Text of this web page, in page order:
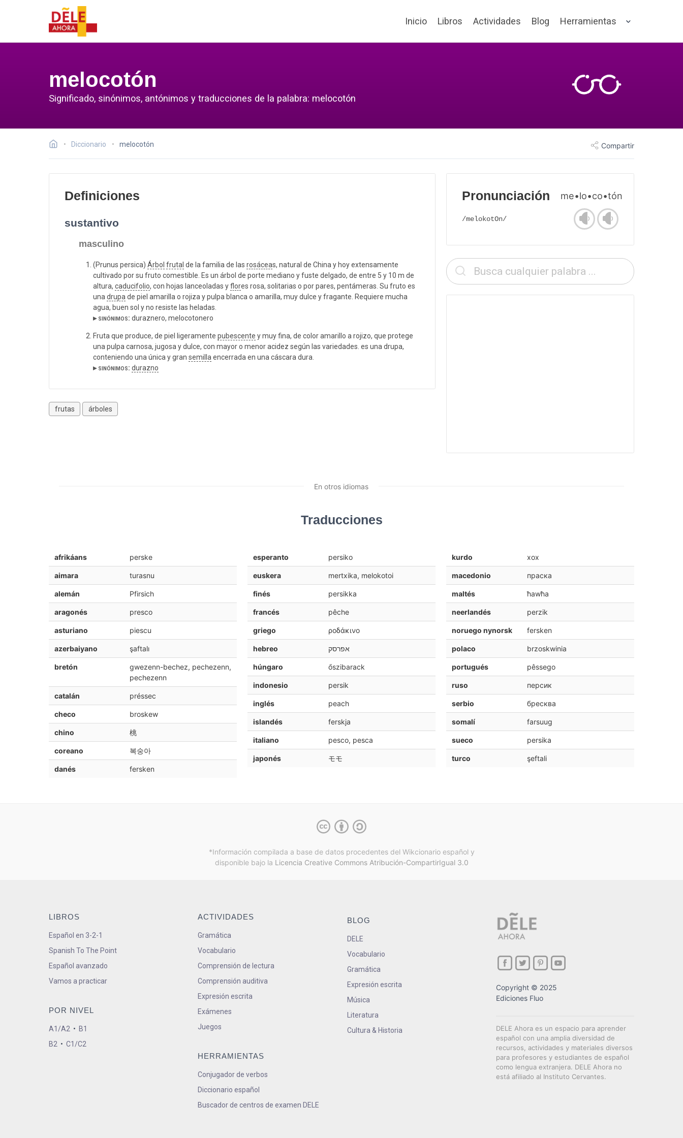
Inicio Libros Actividades Blog Herramientas
melocotón
Significado, sinónimos, antónimos y traducciones de la palabra: melocotón
Diccionario melocotón Compartir
Definiciones
sustantivo
masculino
(Prunus persica) Árbol frutal de la familia de las rosáceas, natural de China y hoy extensamente
cultivado por su fruto comestible. Es un árbol de porte mediano y fuste delgado, de entre 5 y 10 m de
altura, caducifolio, con hojas lanceoladas yflores rosa, solitarias o por pares, pentámeras. Su fruto es
unadrupade piel amarilla o rojiza y pulpa blanca o amarilla, muy dulce y fragante. Requiere mucha
agua, buen sol y no resiste las heladas.
▸ sinónimos: duraznero, melocotonero
Fruta que produce, de piel ligeramente pubescente y muy fina, de color amarillo a rojizo, que protege
una pulpa carnosa, jugosa y dulce, con mayor o menor acidez según las variedades. es una drupa,
conteniendo una única y gran semillaencerrada en una cáscara dura.
▸ sinónimos: durazno
frutas árboles
Pronunciación me•lo•co•tón
/melokotOn/
En otros idiomas
Traducciones
afrikáans perske
aimara turasnu
alemán Pfirsich
aragonés presco
asturiano piescu
azerbaiyano şaftalı
bretón
gwezenn-bechez, pechezenn,
pechezenn
catalán préssec
checo broskew
chino 桃
coreano 복숭아
danés fersken
esperanto persiko
euskera mertxika, melokotoi
finés persikka
francés pêche
griego ροδάκινο
hebreo אפרסק
húngaro őszibarack
indonesio persik
inglés peach
islandés ferskja
italiano pesco, pesca
japonés モモ
kurdo xox
macedonio праска
maltés ħawħa
neerlandés perzik
noruego nynorsk fersken
polaco brzoskwinia
portugués pêssego
ruso персик
serbio бресква
somalí farsuug
sueco persika
turco şeftali
*Información compilada a base de datos procedentes del Wikcionario español y
disponible bajo la Licencia Creative Commons Atribución-CompartirIgual 3.0
LIBROS
Español en 3-2-1
Spanish To The Point
Español avanzado
Vamos a practicar
POR NIVEL
A1/A2 • B1
B2 • C1/C2
ACTIVIDADES
Gramática
Vocabulario
Comprensión de lectura
Comprensión auditiva
Expresión escrita
Exámenes
Juegos
HERRAMIENTAS
Conjugador de verbos
Diccionario español
Buscador de centros de examen DELE
BLOG
DELE
Vocabulario
Gramática
Expresión escrita
Música
Literatura
Cultura & Historia
Copyright © 2025
Ediciones Fluo
DELE Ahora es un espacio para aprender
español con una amplia diversidad de
recursos, actividades y materiales diversos
para profesores y estudiantes de español
como lengua extranjera. DELE Ahora no
está afiliado al Instituto Cervantes.